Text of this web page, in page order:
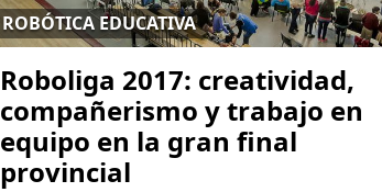
ROBÓTICA EDUCATIVA
Roboliga 2017: creatividad,
compañerismo y trabajo en
equipo en la gran final
provincial